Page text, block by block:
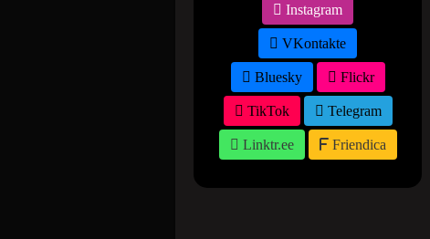
Instagram
VKontakte
Bluesky Flickr
TikTok Telegram
Linktr.ee Friendica